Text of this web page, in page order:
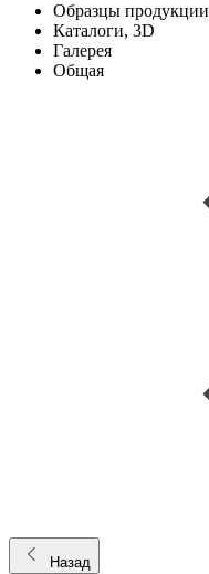
Образцы продукции
Каталоги, 3D
Галерея
Общая
Назад